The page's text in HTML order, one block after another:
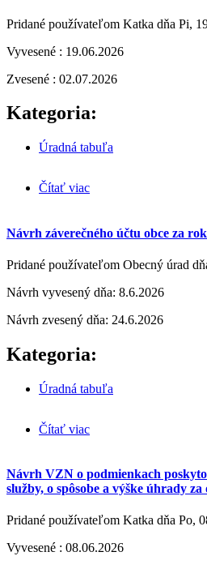
Pridané používateľom Katka dňa Pi,
Vyvesené : 19.06.2026
Zvesené : 02.07.2026
Kategoria:
Úradná tabuľa
Čítať viac
Návrh záverečného účtu obce za
Pridané používateľom Obecný úrad
Návrh vyvesený dňa: 8.6.2026
Návrh zvesený dňa: 24.6.2026
Kategoria:
Úradná tabuľa
Čítať viac
Návrh VZN o podmienkach
služby, o spôsobe a výške úhrady
Pridané používateľom Katka dňa Po,
Vyvesené : 08.06.2026